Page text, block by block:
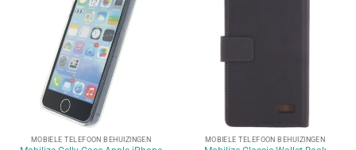
MOBIELE TELEFOON BEHUIZINGEN MOBIELE TELEFOON BEHUIZINGEN